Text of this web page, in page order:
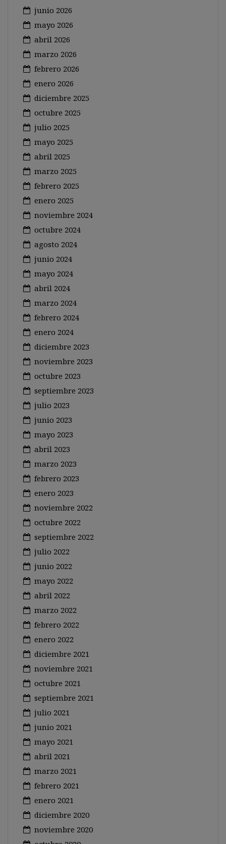
junio 2026
mayo 2026
abril 2026
marzo 2026
febrero 2026
enero 2026
diciembre 2025
octubre 2025
julio 2025
mayo 2025
abril 2025
marzo 2025
febrero 2025
enero 2025
noviembre 2024
octubre 2024
agosto 2024
junio 2024
mayo 2024
abril 2024
marzo 2024
febrero 2024
enero 2024
diciembre 2023
noviembre 2023
octubre 2023
septiembre 2023
julio 2023
junio 2023
mayo 2023
abril 2023
marzo 2023
febrero 2023
enero 2023
noviembre 2022
octubre 2022
septiembre 2022
julio 2022
junio 2022
mayo 2022
abril 2022
marzo 2022
febrero 2022
enero 2022
diciembre 2021
noviembre 2021
octubre 2021
septiembre 2021
julio 2021
junio 2021
mayo 2021
abril 2021
marzo 2021
febrero 2021
enero 2021
diciembre 2020
noviembre 2020